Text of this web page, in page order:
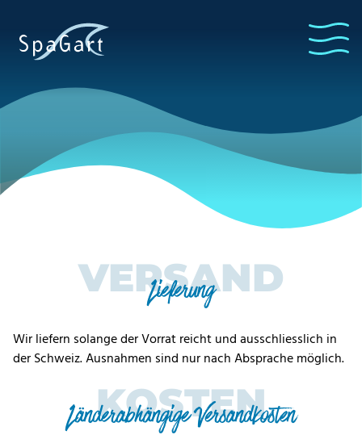
VERSAND
Lieferung
Wir liefern solange der Vorrat reicht und ausschliesslich in
der Schweiz. Ausnahmen sind nur nach Absprache möglich.
KOSTEN
Länderabhängige Versandkosten